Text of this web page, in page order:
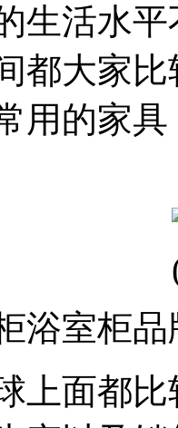
活水平
都大家
用的家
室柜品
面都比